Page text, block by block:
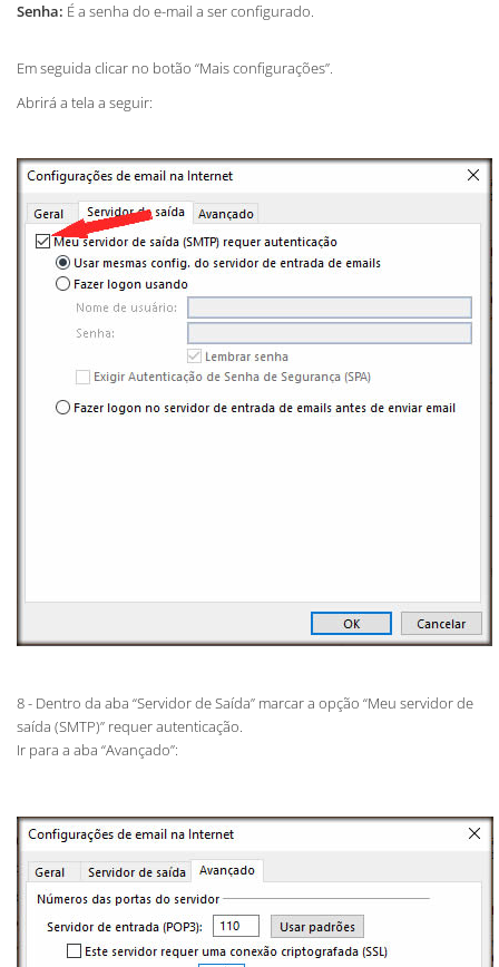
Senha: É a senha do e-mail a ser configurado.
Em seguida clicar no botão “Mais configurações”.
Abrirá a tela a seguir:
8 - Dentro da aba “Servidor de Saída” marcar a opção “Meu servidor de
saída (SMTP)” requer autenticação.
Ir para a aba “Avançado”: